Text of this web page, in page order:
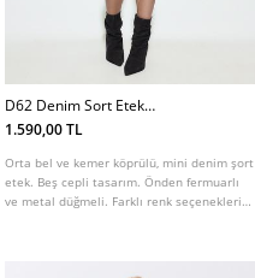
D62 Denim Sort Etek
L01283422
1.590,00 TL
Orta bel ve kemer köprülü, mini denim şort
etek. Beş cepli tasarım. Önden fermuarlı
ve metal düğmeli. Farklı renk seçenekleri